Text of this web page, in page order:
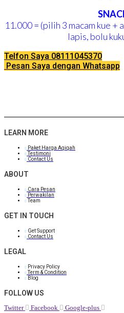
11.000 = (pilih 3 macam kue +
lapis, bolu
Telfon Saya 08111045370
Pesan Saya dengan Whatsapp
LEARN MORE
Paket Harga Aqiqah
Testimoni
Contact Us
ABOUT
Cara Pesan
Perwakilan
Team
GET IN TOUCH
Get Support
Contact Us
LEGAL
Privacy Policy
Term & Condition
Blog
FOLLOW US
Twitter Facebook Google-plus